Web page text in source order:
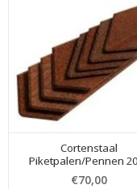
Cortenstaal
Piketpalen/Pennen
€70,00